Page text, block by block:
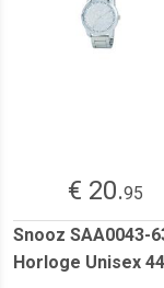
€ 20.95
Snooz SAA0043-
Horloge Unisex